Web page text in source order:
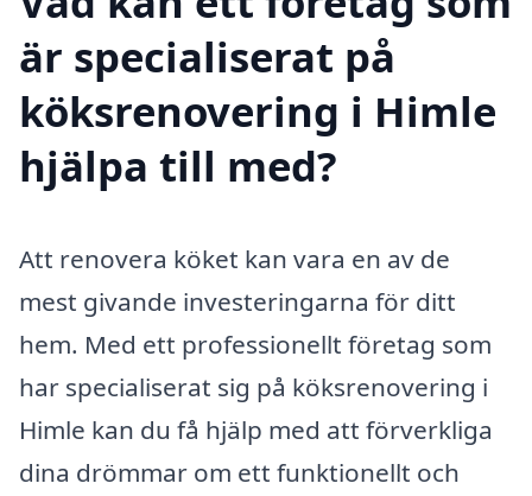
är specialiserat på
köksrenovering i Himle
hjälpa till med?
Att renovera köket kan vara en av de
mest givande investeringarna för ditt
hem. Med ett professionellt företag som
har specialiserat sig på köksrenovering i
Himle kan du få hjälp med att förverkliga
dina drömmar om ett funktionellt och